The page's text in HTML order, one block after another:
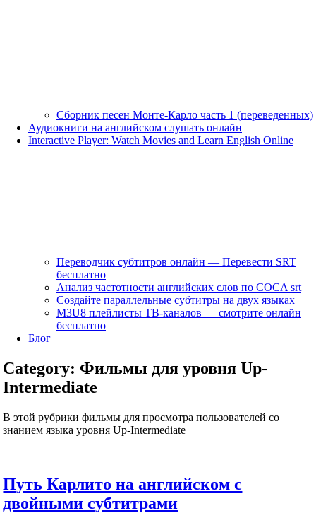
Сборник песен Монте-Карло часть 1 (переведенных)
Аудиокниги на английском слушать онлайн
Interactive Player: Watch Movies and Learn English Online
Переводчик субтитров онлайн — Перевести SRT
бесплатно
Анализ частотности английских слов по COCA srt
Создайте параллельные субтитры на двух языках
M3U8 плейлисты ТВ‑каналов — смотрите онлайн
бесплатно
Блог
Category: Фильмы для уровня Up-
Intermediate
В этой рубрики фильмы для просмотра пользователей со
знанием языка уровня Up-Intermediate
Путь Карлито на английском с
двойными субтитрами